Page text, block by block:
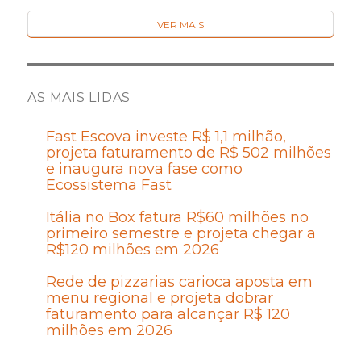
VER MAIS
AS MAIS LIDAS
Fast Escova investe R$ 1,1 milhão,
projeta faturamento de R$ 502 milhões
e inaugura nova fase como
Ecossistema Fast
Itália no Box fatura R$60 milhões no
primeiro semestre e projeta chegar a
R$120 milhões em 2026
Rede de pizzarias carioca aposta em
menu regional e projeta dobrar
faturamento para alcançar R$ 120
milhões em 2026